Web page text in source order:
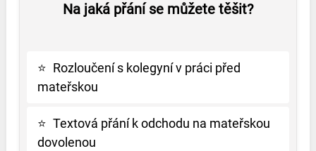
Na jaká přání se můžete těšit?
⭐ Rozloučení s kolegyní v práci před
mateřskou
⭐ Textová přání k odchodu na mateřskou
dovolenou